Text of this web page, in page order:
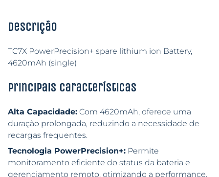
Descrição
TC7X PowerPrecision+ spare lithium ion Battery,
4620mAh (single)
Principais características
Alta Capacidade: Com 4620mAh, oferece uma
duração prolongada, reduzindo a necessidade de
recargas frequentes.
Tecnologia PowerPrecision+: Permite
monitoramento eficiente do status da bateria e
gerenciamento remoto, otimizando a performance.